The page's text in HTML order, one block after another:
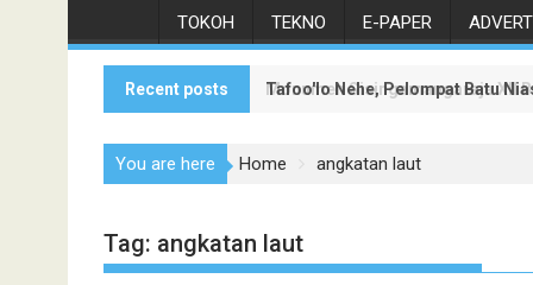
TOKOH TEKNO E-PAPER
Recent posts Tafoo'lo Nehe, Pelompat Batu
Monumen Sisingamangaraja XII
You are here Home angkatan laut
Tag: angkatan laut